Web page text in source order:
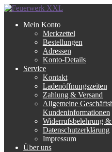
Zur
springen
Zum
springenMein Konto
Merkzettel
Bestellungen
Adressen
Konto-Details
Service
Kontakt
Ladenöffnungszeiten
Zahlung & Versand
Allgemeine
Kundeninformationen
Widerrufsbelehrung
Datenschutzerklärung
Impressum
Über uns